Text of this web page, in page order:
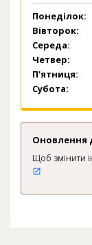
Понеділок:
Вівторок:
Середа:
Четвер:
П'ятниця:
Субота:
Оновлення
Щоб змінити